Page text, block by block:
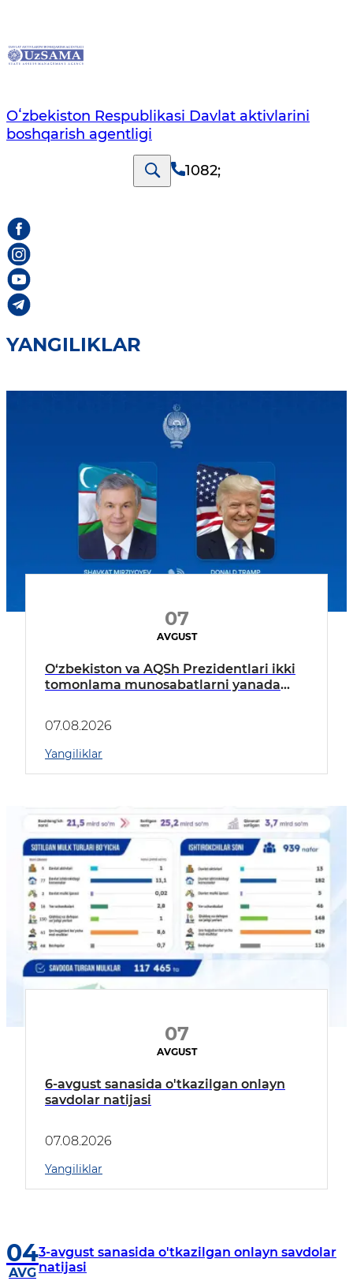
Oʻzbekiston Respublikasi Davlat aktivlarini
boshqarish agentligi
1082;
YANGILIKLAR
07
AVGUST
O‘zbekiston va AQSh Prezidentlari ikki
tomonlama munosabatlarni yanada
07.08.2026
Yangiliklar
07
AVGUST
6-avgust sanasida o'tkazilgan onlayn
savdolar natijasi
07.08.2026
Yangiliklar
04
AVG
3-avgust sanasida o'tkazilgan onlayn savdolar
natijasi